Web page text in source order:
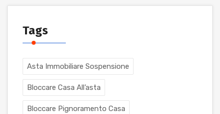
Tags
Asta Immobiliare Sospensione
Bloccare Casa All’asta
Bloccare Pignoramento Casa